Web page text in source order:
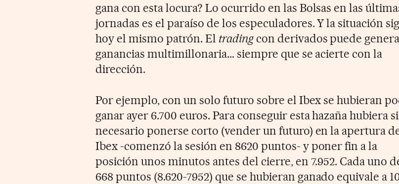
gana con esta locura? Lo ocurrido en las Bolsas en las
jornadas es el paraíso de los especuladores. Y la situación
hoy el mismo patrón. El tradingcon derivados puede
ganancias multimillonaria... siempre que se acierte con la
dirección.
Por ejemplo, con un solo futuro sobre el Ibex se hubieran
ganar ayer 6.700 euros. Para conseguir esta hazaña hubiera
necesario ponerse corto (vender un futuro) en la apertura
Ibex -comenzó la sesión en 8620 puntos- y poner fin a la
posición unos minutos antes del cierre, en 7.952. Cada uno
668 puntos (8.620-7952) que se hubieran ganado equivale a